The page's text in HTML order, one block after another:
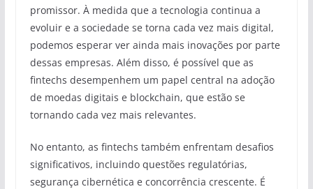
promissor. À medida que a tecnologia continua a
evoluir e a sociedade se torna cada vez mais digital,
podemos esperar ver ainda mais inovações por parte
dessas empresas. Além disso, é possível que as
fintechs desempenhem um papel central na adoção
de moedas digitais e blockchain, que estão se
tornando cada vez mais relevantes.
No entanto, as fintechs também enfrentam desafios
significativos, incluindo questões regulatórias,
segurança cibernética e concorrência crescente. É